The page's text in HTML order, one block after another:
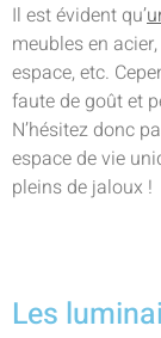
Il est évident qu’
meubles en
espace, etc.
faute de goût et
N’hésitez donc
espace de vie
pleins de jaloux !
Les